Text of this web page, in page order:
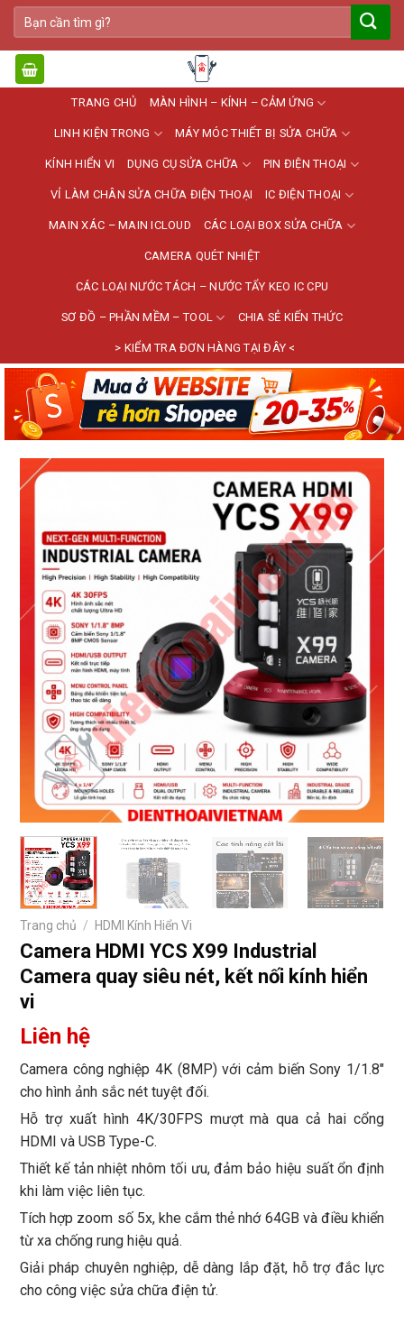
Bỏ
qua
nội
dung
Tìm
kiếm:
TRANG CHỦ MÀN HÌNH – KÍNH – CẢM ỨNG
LINH KIỆN TRONG MÁY MÓC THIẾT BỊ SỬA CHỮA
KÍNH HIỂN VI DỤNG CỤ SỬA CHỮA PIN ĐIỆN THOẠI
VỈ LÀM CHÂN SỬA CHỮA ĐIỆN THOẠI IC ĐIỆN THOẠI
MAIN XÁC – MAIN ICLOUD CÁC LOẠI BOX SỬA CHỮA
CAMERA QUÉT NHIỆT
CÁC LOẠI NƯỚC TÁCH – NƯỚC TẨY KEO IC CPU
SƠ ĐỒ – PHẦN MỀM – TOOL CHIA SẺ KIẾN THỨC
> KIỂM TRA ĐƠN HÀNG TẠI ĐÂY <
Trang chủ / HDMI Kính Hiển Vi
Camera HDMI YCS X99 Industrial
Camera quay siêu nét, kết nối kính hiển
vi
Liên hệ
Camera công nghiệp 4K (8MP) với cảm biến Sony 1/1.8″
cho hình ảnh sắc nét tuyệt đối.
Hỗ trợ xuất hình 4K/30FPS mượt mà qua cả hai cổng
HDMI và USB Type-C.
Thiết kế tản nhiệt nhôm tối ưu, đảm bảo hiệu suất ổn định
khi làm việc liên tục.
Tích hợp zoom số 5x, khe cắm thẻ nhớ 64GB và điều khiển
từ xa chống rung hiệu quả.
Giải pháp chuyên nghiệp, dễ dàng lắp đặt, hỗ trợ đắc lực
cho công việc sửa chữa điện tử.